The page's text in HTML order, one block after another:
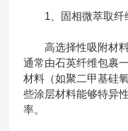
1、固相微萃取纤
高选择性吸附材料
通常由石英纤维包裹
材料（如聚二甲基硅
些涂层材料能够特异
率。